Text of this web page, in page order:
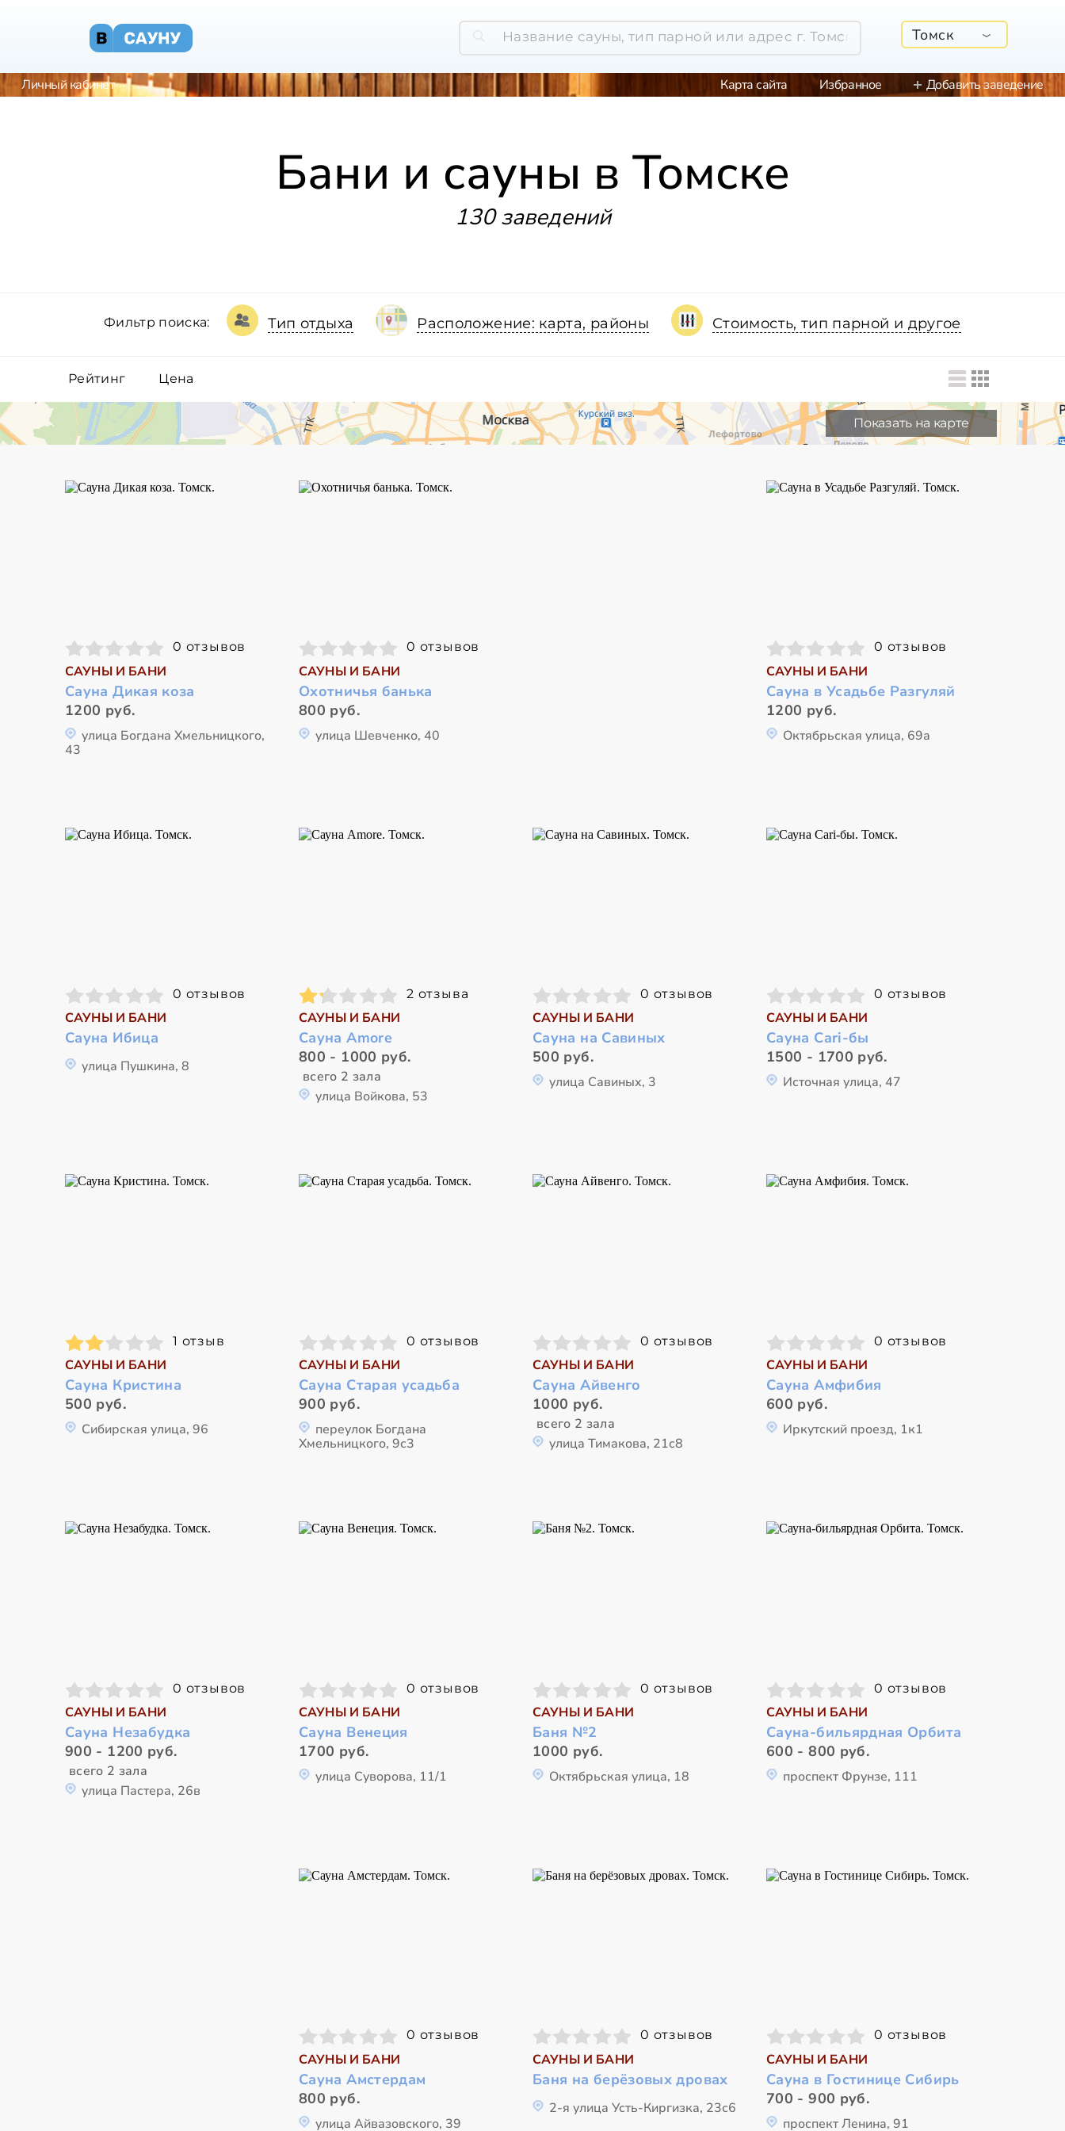
Томск
Личный кабинет Карта сайта Избранное Добавить заведение
Бани и сауны в Томске
130 заведений
Фильтр поиска: Тип отдыха Расположение: карта, районы Стоимость, тип парной и другое
Рейтинг Цена
Показать на карте
0 отзывов
САУНЫ И БАНИ
Сауна Дикая коза
1200 руб.
улица Богдана Хмельницкого,
43
0 отзывов
САУНЫ И БАНИ
Охотничья банька
800 руб.
улица Шевченко, 40
0 отзывов
САУНЫ И БАНИ
Сауна в Усадьбе Разгуляй
1200 руб.
Октябрьская улица, 69а
0 отзывов
САУНЫ И БАНИ
Сауна Ибица
улица Пушкина, 8
2 отзыва
САУНЫ И БАНИ
Сауна Amore
800 - 1000 руб.
всего 2 зала
улица Войкова, 53
0 отзывов
САУНЫ И БАНИ
Сауна на Савиных
500 руб.
улица Савиных, 3
0 отзывов
САУНЫ И БАНИ
Сауна Cari-бы
1500 - 1700 руб.
Источная улица, 47
1 отзыв
САУНЫ И БАНИ
Сауна Кристина
500 руб.
Сибирская улица, 96
0 отзывов
САУНЫ И БАНИ
Сауна Старая усадьба
900 руб.
переулок Богдана
Хмельницкого, 9с3
0 отзывов
САУНЫ И БАНИ
Сауна Айвенго
1000 руб.
всего 2 зала
улица Тимакова, 21с8
0 отзывов
САУНЫ И БАНИ
Сауна Амфибия
600 руб.
Иркутский проезд, 1к1
0 отзывов
САУНЫ И БАНИ
Сауна Незабудка
900 - 1200 руб.
всего 2 зала
улица Пастера, 26в
0 отзывов
САУНЫ И БАНИ
Сауна Венеция
1700 руб.
улица Суворова, 11/1
0 отзывов
САУНЫ И БАНИ
Баня №2
1000 руб.
Октябрьская улица, 18
0 отзывов
САУНЫ И БАНИ
Сауна-бильярдная Орбита
600 - 800 руб.
проспект Фрунзе, 111
0 отзывов
САУНЫ И БАНИ
Сауна Амстердам
800 руб.
улица Айвазовского, 39
0 отзывов
САУНЫ И БАНИ
Баня на берёзовых дровах
2-я улица Усть-Киргизка, 23с6
0 отзывов
САУНЫ И БАНИ
Сауна в Гостинице Сибирь
700 - 900 руб.
проспект Ленина, 91